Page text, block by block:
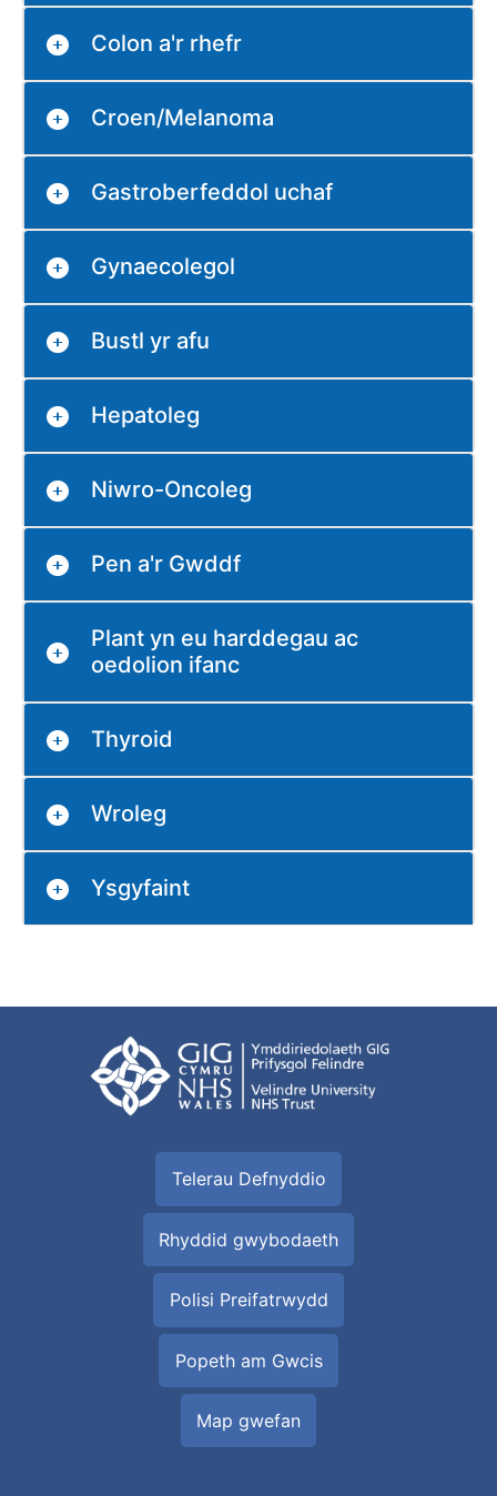
Colon a'r rhefr
Croen/Melanoma
Gastroberfeddol uchaf
Gynaecolegol
Bustl yr afu
Hepatoleg
Niwro-Oncoleg
Pen a'r Gwddf
Plant yn eu harddegau ac
oedolion ifanc
Thyroid
Wroleg
Ysgyfaint
Telerau Defnyddio
Rhyddid gwybodaeth
Polisi Preifatrwydd
Popeth am Gwcis
Map gwefan